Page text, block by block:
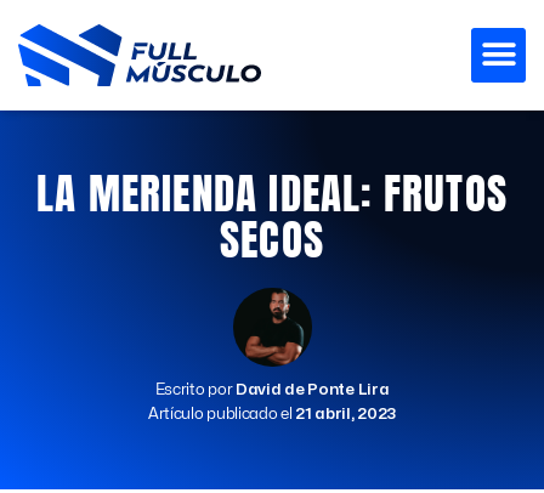
contenido
LA MERIENDA IDEAL: FRUTOS
SECOS
Escrito porDavid de Ponte Lira
Artículo publicado el 21 abril, 2023